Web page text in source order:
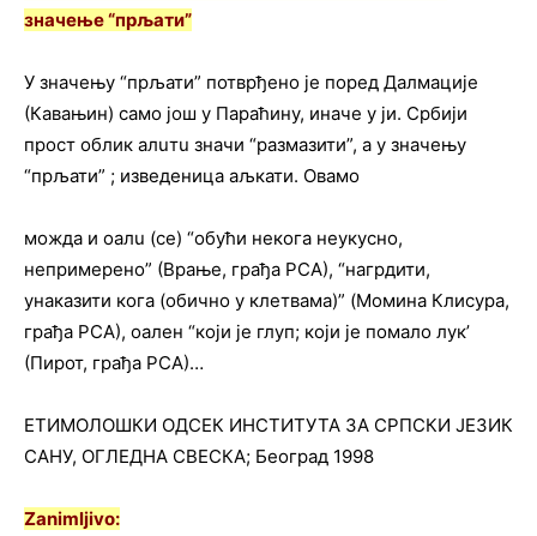
значење “прљати”
У значењу “прљати” потврђено је поред Далмације
(Кавањин) само још у Параћину, иначе у ји. Србији
прост облик алuтu значи “размазити”, а у значењу
“прљати” ; изведеница аљкати. Овамо
можда и оалu (се) “обући некога неукусно,
непримерено” (Врање, грађа РСА), “нагрдити,
унаказити кога (обично у клетвама)” (Момина Клисура,
грађа РСА), оален “који је глуп; који је помало лук’
(Пирот, грађа РСА)…
ЕТИМОЛОШКИ ОДСЕК ИНСТИТУТА ЗА СРПСКИ ЈЕЗИК
САНУ, ОГЛЕДНА СВЕСКА; Београд 1998
Zanimljivo: